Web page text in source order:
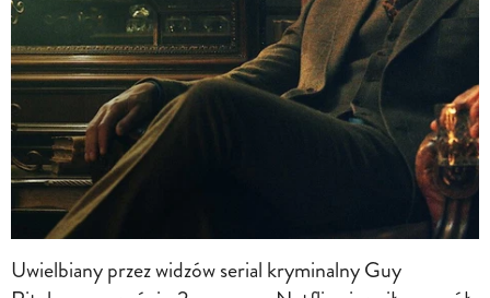
Uwielbiany przez widzów serial kryminalny Guy